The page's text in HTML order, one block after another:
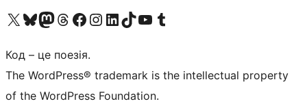
Visit our X (formerly Twitter) account
Visit our Bluesky account
Завітайте до нашої стрічки в Mastodon
Visit our Threads account
Завітайте на нашу сторінку в Facebook
Visit our Instagram account
Visit our LinkedIn account
Visit our TikTok account
Visit our YouTube channel
Visit our Tumblr account
Код – це поезія.
The WordPress® trademark is the intellectual property
of the WordPress Foundation.